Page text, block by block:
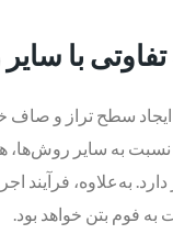
با
سطح تراز و صاف
به سایر روش‌ها،
دارد. به‌علاوه،
فوم بتن خواهد بود.